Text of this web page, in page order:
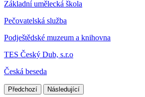
Základní umělecká škola
Pečovatelská služba
Podještědské muzeum a knihovna
TES Český Dub, s.r.o
Česká beseda
Předchozí Následující